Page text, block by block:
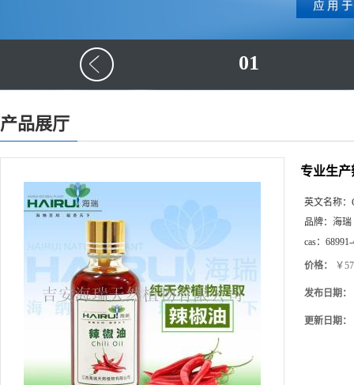
01
产品展厅
专业生产
英文名称：
品牌： 海瑞
cas：
价格： ￥
发布日期：
更新日期：